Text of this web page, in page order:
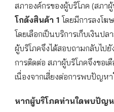
สภาองค์กรของผู้บริโภค (สภา
โกดังสินค้า 1 โดยมีการลงโ
โดยเลือกเป็นบริการเก็บเงิน
ผู้บริโภคจึงได้สอบถามกลับไปยั
การติดต่อ สภาผู้บริโภคจึงขอเ
เนื่องจากเสี่ยงต่อการพบปัญห
หากผู้บริโภคท่านใดพบปัญห